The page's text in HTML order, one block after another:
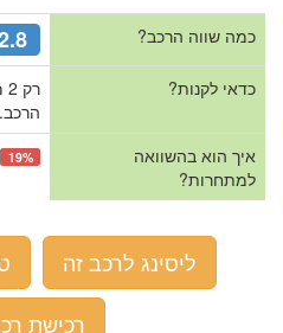
כמה שווה הרכב?
כדאי לקנות?
הרכב.
איך הוא בהשוואה
למתחרות?
19%
ליסינג לרכב זה
רכישת